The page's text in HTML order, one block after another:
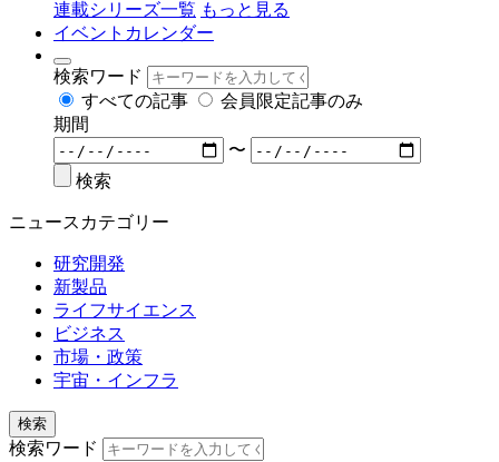
連載シリーズ一覧 もっと見る
イベントカレンダー
検索ワード
すべての記事
会員限定記事のみ
期間
〜
検索
ニュースカテゴリー
研究開発
新製品
ライフサイエンス
ビジネス
市場・政策
宇宙・インフラ
検索
検索ワード